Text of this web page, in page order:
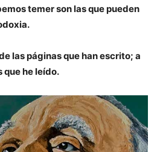
temer son las que pueden
las páginas que han escrito; a
que he leído.